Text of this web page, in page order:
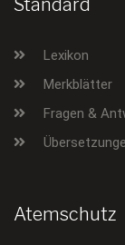
Standard
Lexikon
Merkblätter
Fragen &
Atemschutz